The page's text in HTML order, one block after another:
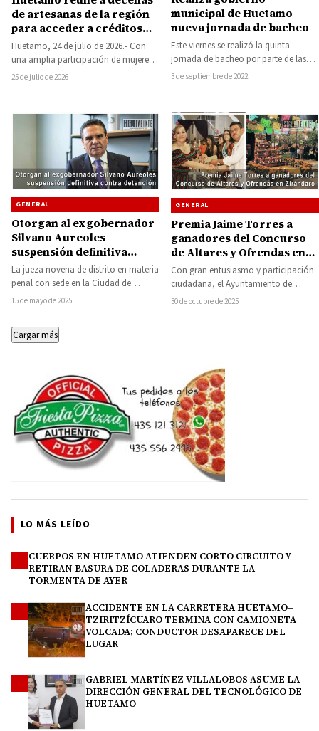
de artesanas de la región
para acceder a créditos
sin intereses del programa
Apoyarte
Huetamo, 24 de julio de 2026.- Con
una amplia participación de mujeres
artesanas de la región Tierra Caliente,
25 de julio de 2026
municipal de Huetamo
nueva jornada de bacheo
Este viernes se realizó la quinta
jornada de bacheo por parte de las
brigadas de trabajadores del
3 de septiembre de 2022
GENERAL
Otorgan al exgobernador
Silvano Aureoles
suspensión definitiva
contra detención
La jueza novena de distrito en materia
penal con sede en la Ciudad de
México (en contra de…
15 de mayo de 2025
GENERAL
Premia Jaime Torres a
ganadores del Concurso
de Altares y Ofrendas en
Zirándaro
Con gran entusiasmo y participación
ciudadana, el Ayuntamiento de
Zirándaro, encabezado por el
30 de octubre de 2025
Cargar más
LO MÁS LEÍDO
CUERPOS EN HUETAMO ATIENDEN CORTO CIRCUITO Y
RETIRAN BASURA DE COLADERAS DURANTE LA
TORMENTA DE AYER
ACCIDENTE EN LA CARRETERA HUETAMO–
TZIRITZÍCUARO TERMINA CON CAMIONETA
VOLCADA; CONDUCTOR DESAPARECE DEL
LUGAR
GABRIEL MARTÍNEZ VILLALOBOS ASUME LA
DIRECCIÓN GENERAL DEL TECNOLÓGICO DE
HUETAMO